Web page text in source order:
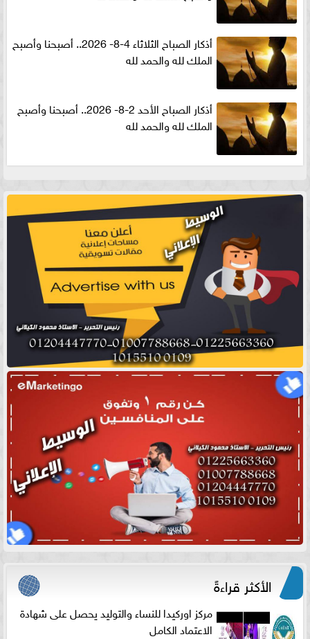
أذكار الصباح الثلاثاء 4-8- 2026.. أصبحنا وأصبح
الملك لله والحمد لله
أذكار الصباح الأحد 2-8- 2026.. أصبحنا وأصبح
الملك لله والحمد لله
الأكثر قراءةً
مركز اوركيدا للنساء والتوليد يحصل على شهادة
الاعتماد الكامل